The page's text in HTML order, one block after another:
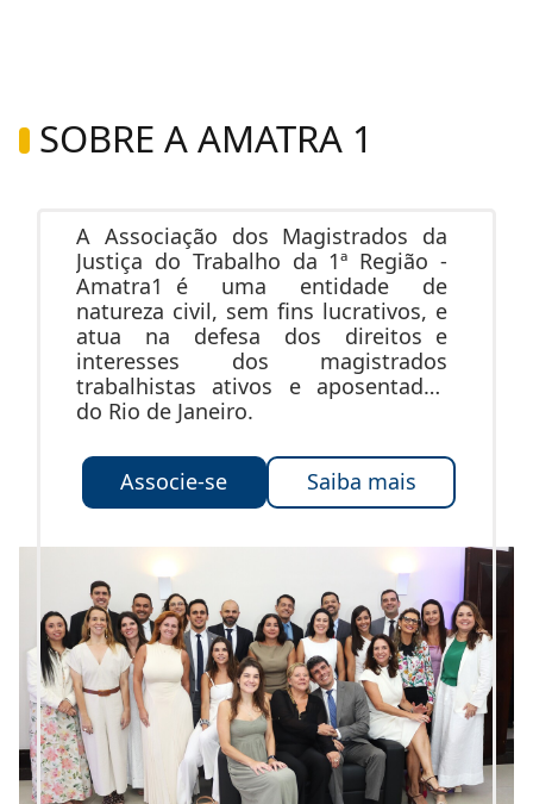
SOBRE A AMATRA 1
A Associação dos Magistrados da
Justiça do Trabalho da 1ª Região -
Amatra1 é uma entidade de
natureza civil, sem fins lucrativos, e
atua na defesa dos direitos e
interesses dos magistrados
trabalhistas ativos e aposentados
do Rio de Janeiro.
Associe-se Saiba mais